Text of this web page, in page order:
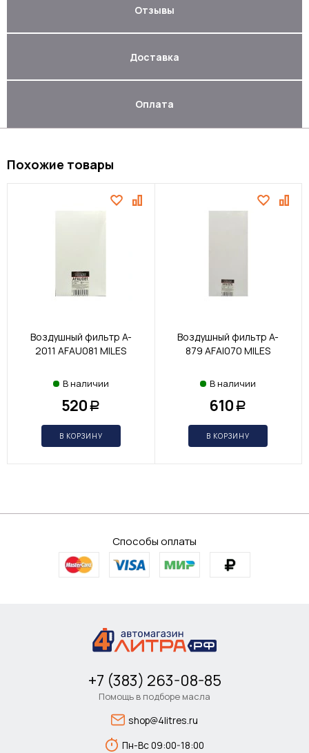
Отзывы
Доставка
Оплата
Похожие товары
Воздушный фильтр A-
2011 AFAU081 MILES
В наличии
520 Р
В КОРЗИНУ
Воздушный фильтр A-
879 AFAI070 MILES
В наличии
610 Р
В КОРЗИНУ
Способы оплаты
+7 (383) 263-08-85
Помощь в подборе масла
shop@4litres.ru
Пн-Вс 09:00-18:00